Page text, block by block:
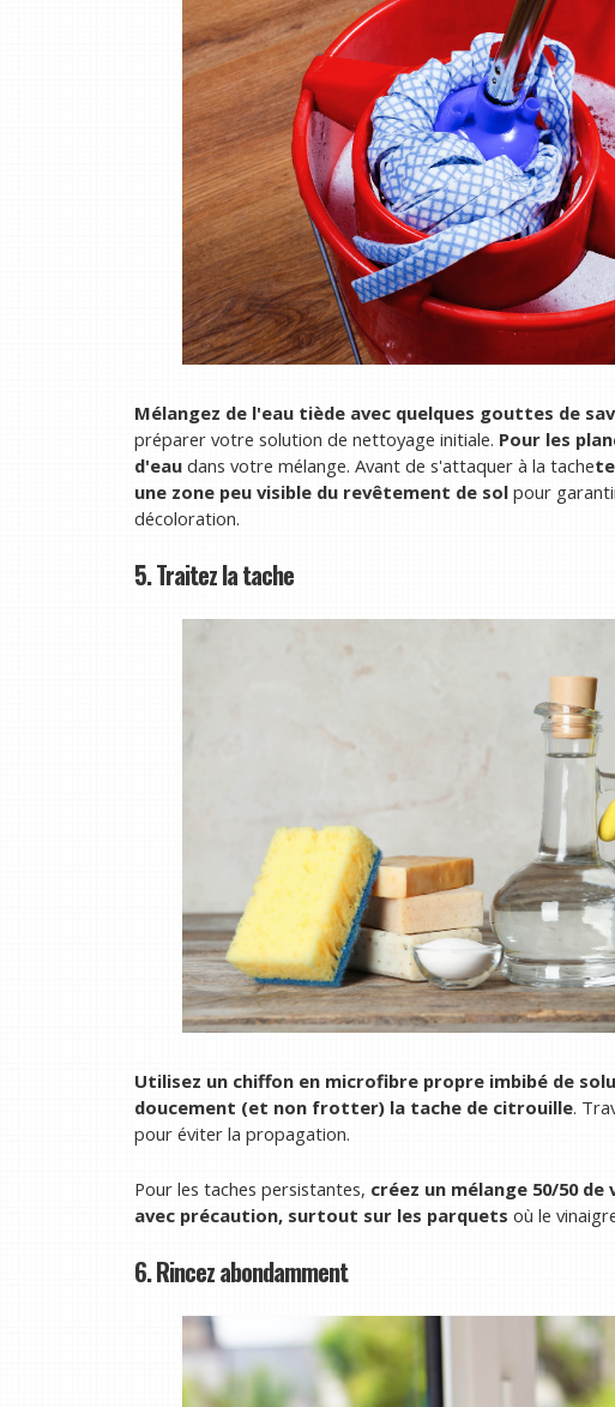
Mélangez de l'eau tiède avec quelques gouttes de
préparer votre solution de nettoyage initiale. Pour les
d'eau dans votre mélange. Avant de s'attaquer à la tache
une zone peu visible du revêtement de sol pour
décoloration.
5. Traitez la tache
Utilisez un chiffon en microfibre propre imbibé de
doucement (et non frotter) la tache de citrouille.
pour éviter la propagation.
Pour les taches persistantes, créez un mélange 50/50
avec précaution, surtout sur les parquets où le
6. Rincez abondamment